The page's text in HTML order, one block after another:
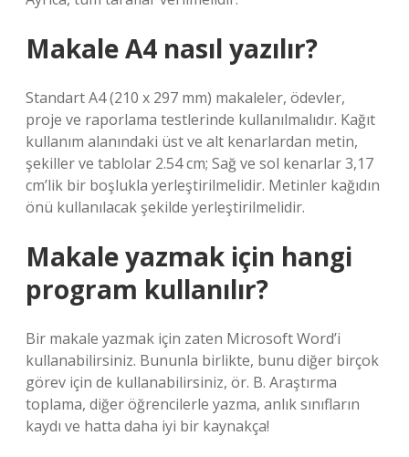
Makale A4 nasıl yazılır?
Standart A4 (210 x 297 mm) makaleler, ödevler,
proje ve raporlama testlerinde kullanılmalıdır. Kağıt
kullanım alanındaki üst ve alt kenarlardan metin,
şekiller ve tablolar 2.54 cm; Sağ ve sol kenarlar 3,17
cm’lik bir boşlukla yerleştirilmelidir. Metinler kağıdın
önü kullanılacak şekilde yerleştirilmelidir.
Makale yazmak için hangi
program kullanılır?
Bir makale yazmak için zaten Microsoft Word’i
kullanabilirsiniz. Bununla birlikte, bunu diğer birçok
görev için de kullanabilirsiniz, ör. B. Araştırma
toplama, diğer öğrencilerle yazma, anlık sınıfların
kaydı ve hatta daha iyi bir kaynakça!